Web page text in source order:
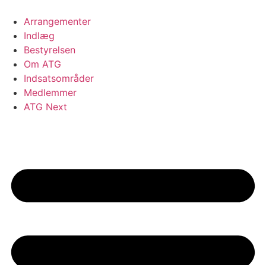
indhold
Arrangementer
Indlæg
Bestyrelsen
Om ATG
Indsatsområder
Medlemmer
ATG Next